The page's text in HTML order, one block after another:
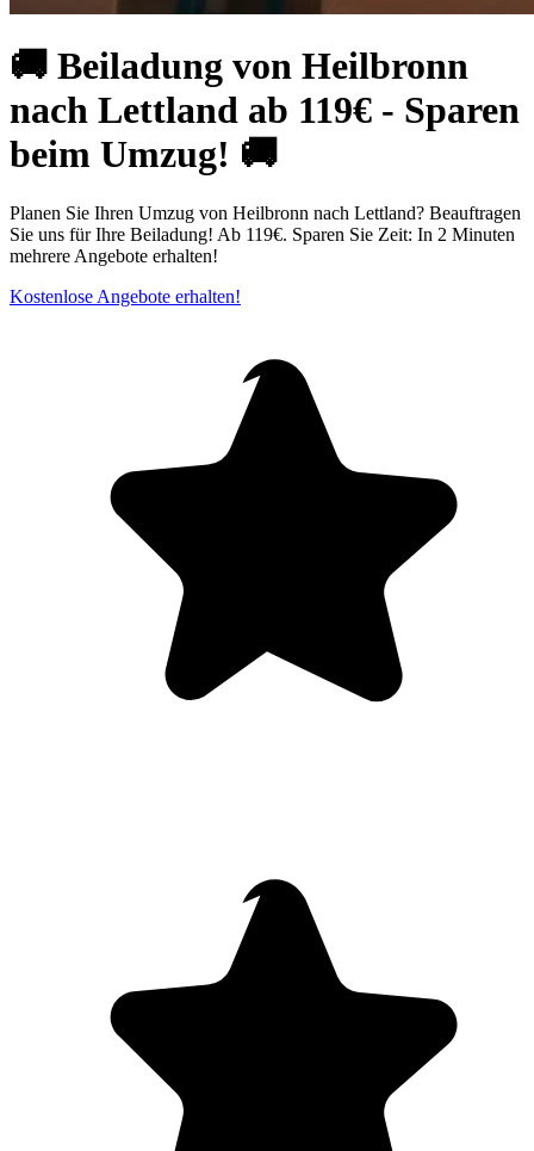
🚚 Beiladung von Heilbronn
nach Lettland ab 119€ - Sparen
beim Umzug! 🚚
Planen Sie Ihren Umzug von Heilbronn nach Lettland? Beauftragen
Sie uns für Ihre Beiladung! Ab 119€. Sparen Sie Zeit: In 2 Minuten
mehrere Angebote erhalten!
Kostenlose Angebote erhalten!